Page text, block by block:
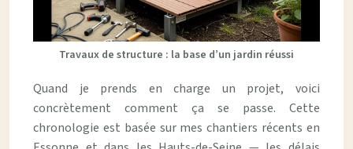
Travaux de structure : la base d’un jardin réussi
Quand je prends en charge un projet, voici
concrètement comment ça se passe. Cette
chronologie est basée sur mes chantiers récents en